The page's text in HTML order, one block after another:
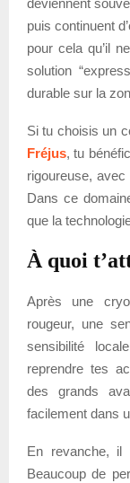
deviennent
puis continuent
pour cela qu’il
solution
durable sur la
Si tu choisis un
Fréjus, tu
rigoureuse,
Dans ce
que la
À quoi
Après une
rougeur, une
sensibilité
reprendre tes
des grands
facilement dans
En revanche, il
Beaucoup de